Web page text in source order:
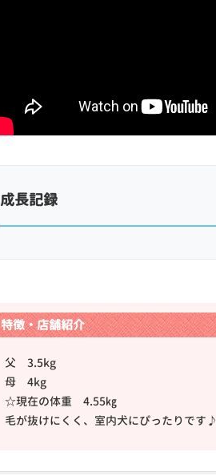
成長記録
❮
特徴・店舗紹介
父 3.5kg
母 4kg
☆現在の体重 4.55㎏
毛が抜けにくく、室内犬にぴったりです♪